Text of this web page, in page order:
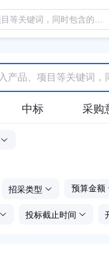
中标 采购
招采类型 预算金额
投标截止时间